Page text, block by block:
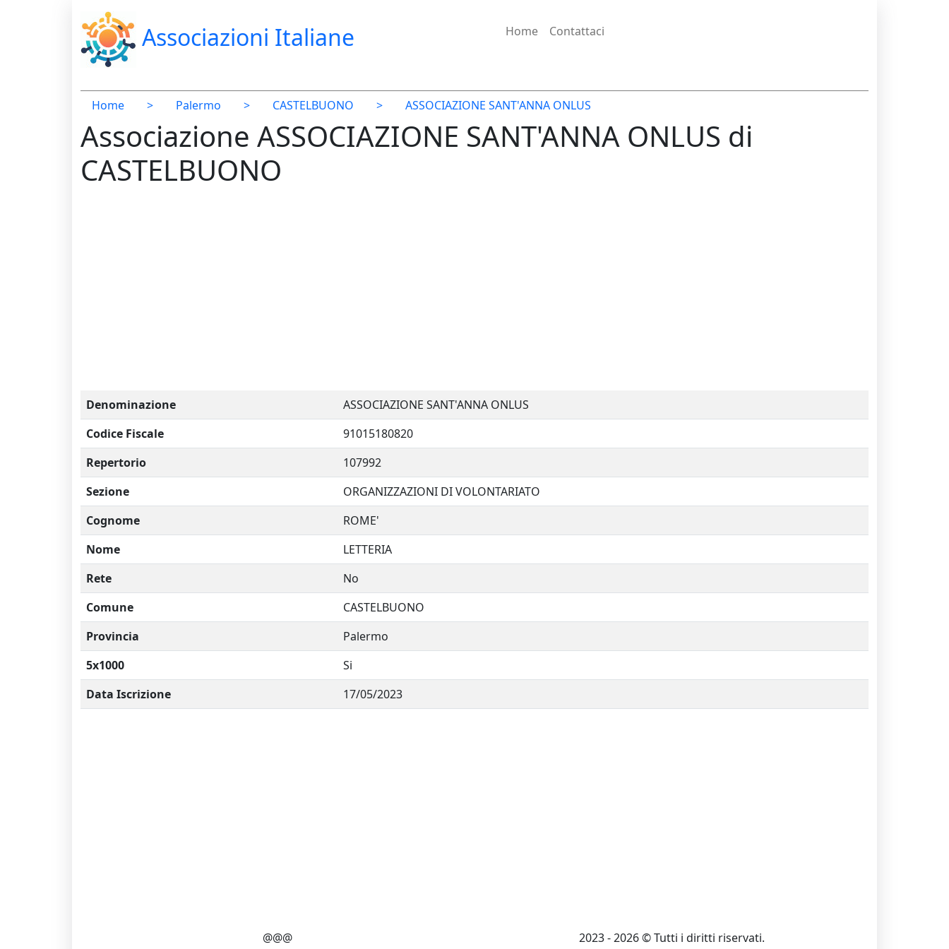
Associazioni Italiane Home Contattaci
Home > Palermo > CASTELBUONO > ASSOCIAZIONE SANT'ANNA ONLUS
Associazione ASSOCIAZIONE SANT'ANNA ONLUS di
CASTELBUONO
Denominazione
ASSOCIAZIONE SANT'ANNA ONLUS
Codice Fiscale
91015180820
Repertorio
107992
Sezione
ORGANIZZAZIONI DI VOLONTARIATO
Cognome
ROME'
Nome
LETTERIA
Rete
No
Comune
CASTELBUONO
Provincia
Palermo
5x1000
Si
Data Iscrizione
17/05/2023
@@@ 2023 - 2026 © Tutti i diritti riservati.